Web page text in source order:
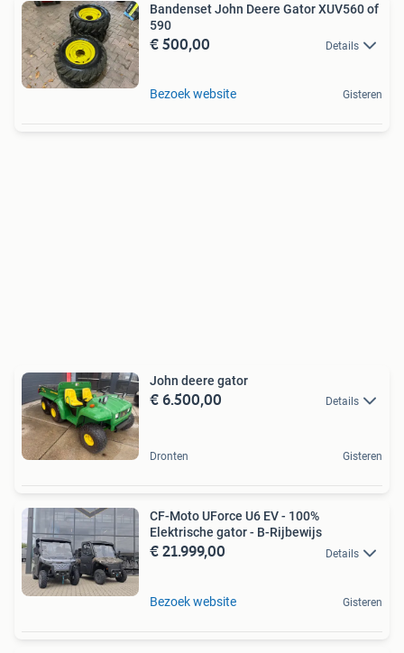
Bandenset John Deere Gator XUV560 of
590
€ 500,00 Details
Bezoek website Gisteren
John deere gator
€ 6.500,00 Details
Dronten Gisteren
CF-Moto UForce U6 EV - 100%
Elektrische gator - B-Rijbewijs
€ 21.999,00 Details
Bezoek website Gisteren